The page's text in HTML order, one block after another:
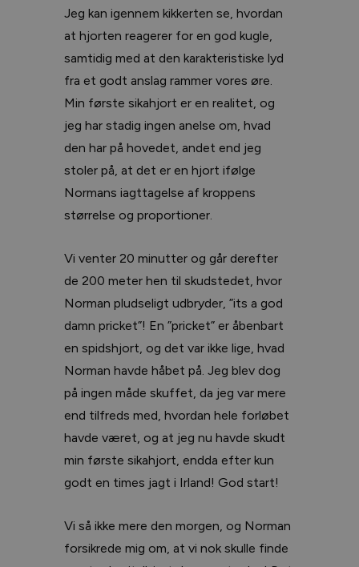
Jeg kan igennem kikkerten se, hvordan
at hjorten reagerer for en god kugle,
samtidig med at den karakteristiske lyd
fra et godt anslag rammer vores øre.
Min første sikahjort er en realitet, og
jeg har stadig ingen anelse om, hvad
den har på hovedet, andet end jeg
stoler på, at det er en hjort ifølge
Normans iagttagelse af kroppens
størrelse og proportioner.
Vi venter 20 minutter og går derefter
de 200 meter hen til skudstedet, hvor
Norman pludseligt udbryder, ”its a god
damn pricket”! En ”pricket” er åbenbart
en spidshjort, og det var ikke lige, hvad
Norman havde håbet på. Jeg blev dog
på ingen måde skuffet, da jeg var mere
end tilfreds med, hvordan hele forløbet
havde været, og at jeg nu havde skudt
min første sikahjort, endda efter kun
godt en times jagt i Irland! God start!
Vi så ikke mere den morgen, og Norman
forsikrede mig om, at vi nok skulle finde